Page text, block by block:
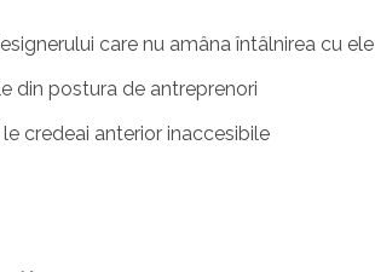
care nu amâna întâlnirea cu ele
din postura de antreprenori
credeai anterior inaccesibile